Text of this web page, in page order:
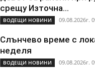
срещу Източна...
ВОДЕЩИ НОВИНИ 09.08.2026г.
Слънчево време с
неделя
ВОДЕЩИ НОВИНИ 09.08.2026г.